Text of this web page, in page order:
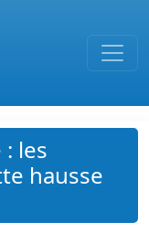
les
hausse